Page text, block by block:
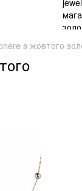
з жовтого